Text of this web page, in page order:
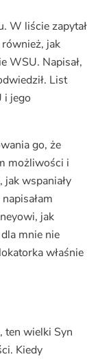
W liście zapytał
również, jak
WSU. Napisał,
List
i jego
go, że
możliwości i
wspaniały
jak
mnie nie
właśnie
ten wielki Syn
Kiedy